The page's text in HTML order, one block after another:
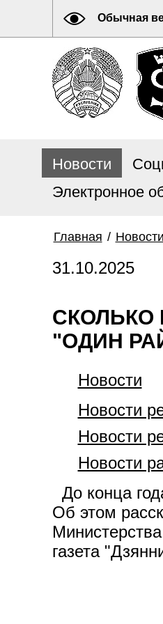
Обычная
Новости
Электронное
Главная / Новости
31.10.2025
СКОЛЬКО
"ОДИН
Новости
Новости
Новости
Новости
До конца
Об этом
газета